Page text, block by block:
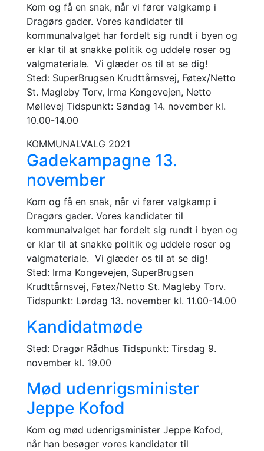
Kom og få en snak, når vi fører valgkamp i
Dragørs gader. Vores kandidater til
kommunalvalget har fordelt sig rundt i byen og
er klar til at snakke politik og uddele roser og
valgmateriale. Vi glæder os til at se dig!
Sted: SuperBrugsen Krudttårnsvej, Føtex/Netto
St. Magleby Torv, Irma Kongevejen, Netto
Møllevej Tidspunkt: Søndag 14. november kl.
10.00-14.00
KOMMUNALVALG 2021
Gadekampagne 13.
november
Kom og få en snak, når vi fører valgkamp i
Dragørs gader. Vores kandidater til
kommunalvalget har fordelt sig rundt i byen og
er klar til at snakke politik og uddele roser og
valgmateriale. Vi glæder os til at se dig!
Sted: Irma Kongevejen, SuperBrugsen
Krudttårnsvej, Føtex/Netto St. Magleby Torv.
Tidspunkt: Lørdag 13. november kl. 11.00-14.00
Kandidatmøde
Sted: Dragør Rådhus Tidspunkt: Tirsdag 9.
november kl. 19.00
Mød udenrigsminister
Jeppe Kofod
Kom og mød udenrigsminister Jeppe Kofod,
når han besøger vores kandidater til